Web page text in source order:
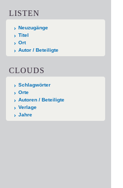
LISTEN
Neuzugänge
Titel
Ort
Autor / Beteiligte
CLOUDS
Schlagwörter
Orte
Autoren / Beteiligte
Verlage
Jahre